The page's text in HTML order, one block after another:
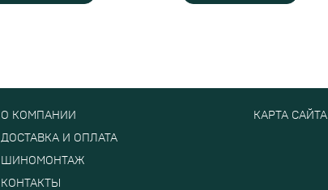
О КОМПАНИИ
ДОСТАВКА И ОПЛАТА
ШИНОМОНТАЖ
КОНТАКТЫ
КАРТА САЙТА